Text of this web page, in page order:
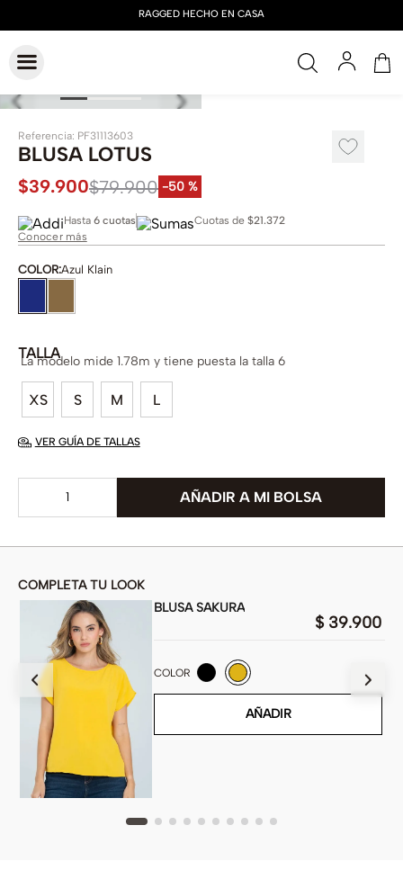
Referencia: PF31113603
BLUSA LOTUS
$39.900$79.900 -50 %
Hasta 6 cuotas Cuotas de $21.372
Conocer más
COLOR:Azul Klain
TALLA
XS S M L
La modelo mide 1.78m y tiene puesta la talla 6
VER GUÍA DE TALLAS
COMPLETA TU LOOK
BLUSA SAKURA
$ 39.900
COLOR
AÑADIR